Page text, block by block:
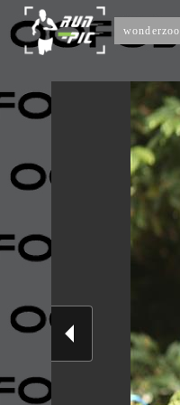
wonderzoo